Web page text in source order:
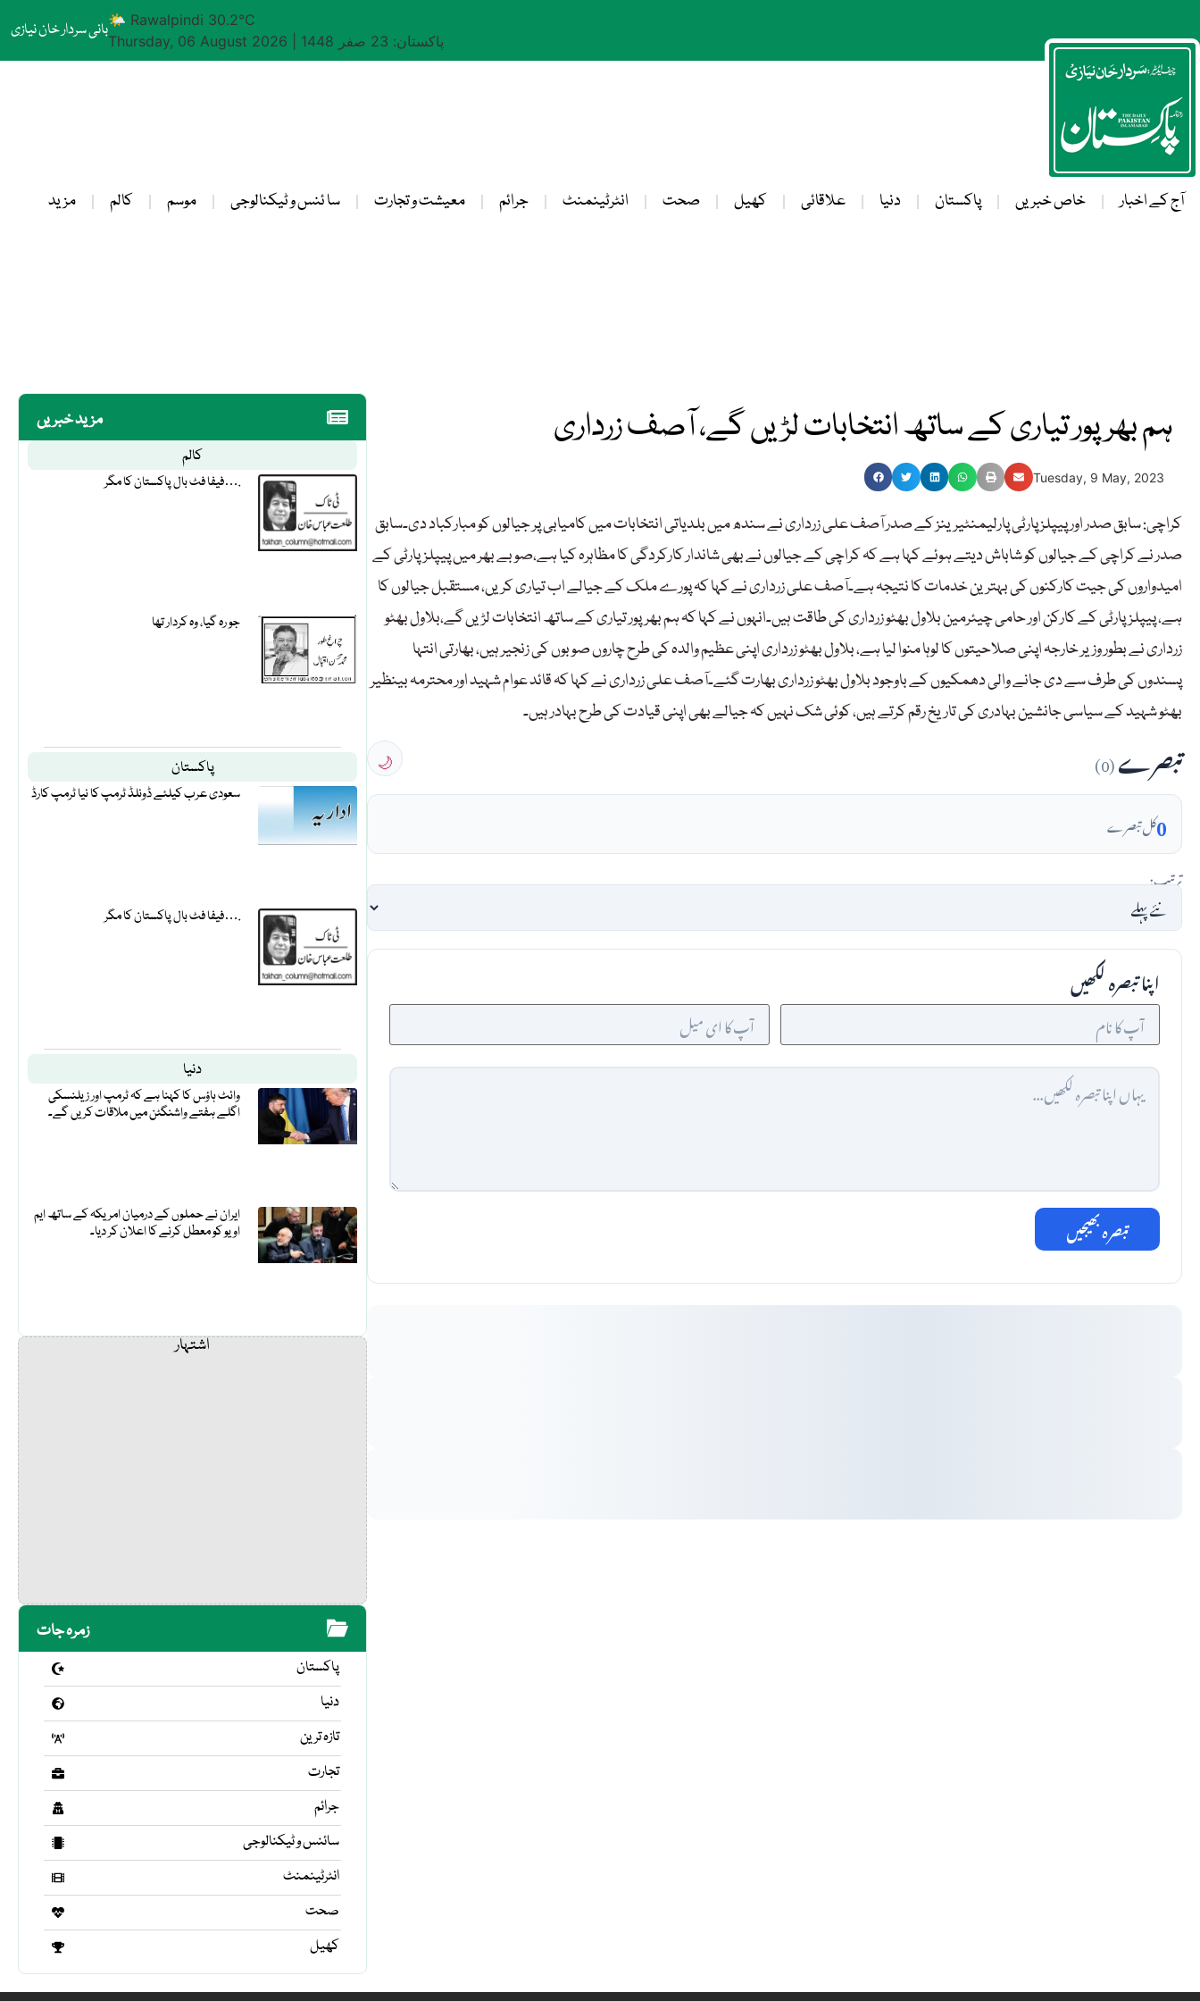
بانی سردار خان نیازی🌤 Rawalpindi 30.2°C
Thursday, 06 August 2026
پاکستان: 23 صفر 1448
آج کے اخبار خاص خبریں پاکستان دنیا علاقائی کھیل صحت انٹرٹینمنٹ جرائم معیشت و تجارت سا ئنس و ٹیکنالوجی موسم کالم مزید
مزید خبریں
کالم
فیفا فٹ بال پاکستان کا مگر….
جو رہ گیا، وہ کردار تھا
پاکستان
سعودی عرب کیلئے ڈونلڈ ٹرمپ کا نیا ٹرمپ کارڈ
فیفا فٹ بال پاکستان کا مگر….
دنیا
وائٹ ہاؤس کا کہنا ہے کہ ٹرمپ اور زیلنسکی
اگلے ہفتے واشنگٹن میں ملاقات کریں گے۔
ایران نے حملوں کے درمیان امریکہ کے ساتھ ایم
او یو کو معطل کرنے کا اعلان کر دیا۔
اشتہار
زمرہ جات
پاکستان
دنیا
تازہ ترین
تجارت
جرائم
سائنس و ٹیکنالوجی
انٹرٹینمنٹ
صحت
کھیل
ہم بھرپور تیاری کے ساتھ انتخابات لڑیں گے، آصف زرداری
Tuesday, 9 May, 2023
کراچی: سابق صدر اور پیپلز پارٹی پارلیمنٹیرینز کے صدر آصف علی زرداری نے سندھ میں بلدیاتی انتخابات میں کامیابی پر جیالوں کو مبارکباد دی۔سابق
صدر نے کراچی کے جیالوں کو شاباش دیتے ہوئے کہا ہے کہ کراچی کے جیالوں نے بھی شاندار کارکردگی کا مظاہرہ کیا ہے،صوبے بھر میں پیپلزپارٹی کے
امیدواروں کی جیت کارکنوں کی بہترین خدمات کا نتیجہ ہے۔آصف علی زرداری نے کہا کہ پورے ملک کے جیالے اب تیاری کریں، مستقبل جیالوں کا
ہے، پیپلزپارٹی کے کارکن اور حامی چیئرمین بلاول بھٹو زرداری کی طاقت ہیں۔انہوں نے کہا کہ ہم بھرپور تیاری کے ساتھ انتخابات لڑیں گے،بلاول بھٹو
زرداری نے بطور وزیر خارجہ اپنی صلاحیتوں کا لوہا منوا لیا ہے، بلاول بھٹو زرداری اپنی عظیم والدہ کی طرح چاروں صوبوں کی زنجیر ہیں، بھارتی انتہا
پسندوں کی طرف سے دی جانے والی دھمکیوں کے باوجود بلاول بھٹو زرداری بھارت گئے۔آصف علی زرداری نے کہا کہ قائد عوام شہید اور محترمہ بینظیر
بھٹو شہید کے سیاسی جانشین بہادری کی تاریخ رقم کرتے ہیں، کوئی شک نہیں کہ جیالے بھی اپنی قیادت کی طرح بہادر ہیں۔
تبصرے(0)
🌙
0کل تبصرے
ترتیب:
اپنا تبصرہ لکھیں
تبصرہ بھیجیں